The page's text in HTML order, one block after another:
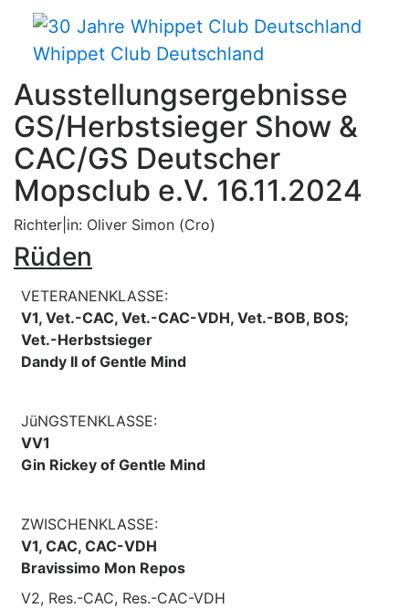
Whippet Club Deutschland
Ausstellungsergebnisse
GS/Herbstsieger Show &
CAC/GS Deutscher
Mopsclub e.V. 16.11.2024
Richter|in: Oliver Simon (Cro)
Rüden
VETERANENKLASSE:
V1, Vet.-CAC, Vet.-CAC-VDH, Vet.-BOB, BOS;
Vet.-Herbstsieger
Dandy II of Gentle Mind
JüNGSTENKLASSE:
VV1
Gin Rickey of Gentle Mind
ZWISCHENKLASSE:
V1, CAC, CAC-VDH
Bravissimo Mon Repos
V2, Res.-CAC, Res.-CAC-VDH